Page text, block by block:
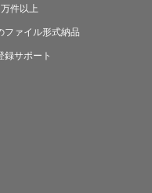
件以上
ファイル形式納品
録サポート